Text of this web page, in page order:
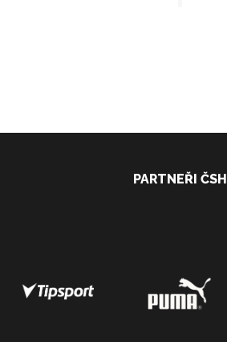
PARTNEŘI ČSH